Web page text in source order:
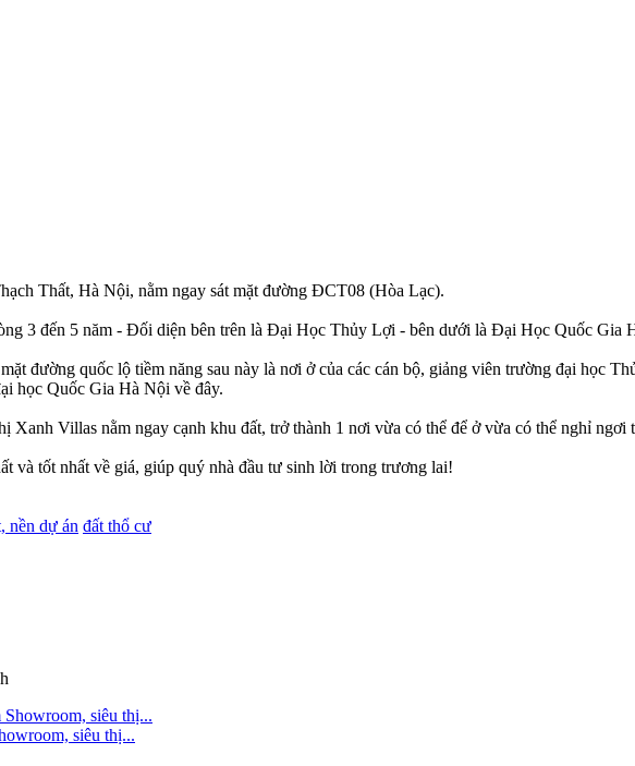
Thất, Hà Nội, nằm ngay sát mặt đường ĐCT08 (Hòa Lạc).
3 đến 5 năm - Đối diện bên trên là Đại Học Thủy Lợi - bên dưới là Đại Học Quốc Gia
đường quốc lộ tiềm năng sau này là nơi ở của các cán bộ, giảng viên trường đại học
học Quốc Gia Hà Nội về đây.
Villas nằm ngay cạnh khu đất, trở thành 1 nơi vừa có thể để ở vừa có thể nghỉ ngơi
và tốt nhất về giá, giúp quý nhà đầu tư sinh lời trong trương lai!
nền dự án đất thổ cư
siêu thị...